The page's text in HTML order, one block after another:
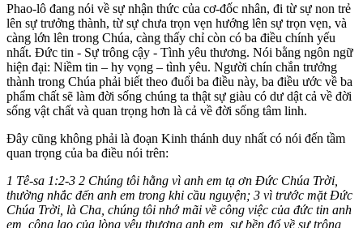
Phao-lô đang nói về sự nhận thức của cơ-đốc nhân, đi từ sự non trẻ
lên sự trưởng thành, từ sự chưa trọn vẹn hướng lên sự trọn vẹn, và
càng lớn lên trong Chúa, càng thấy chỉ còn có ba điều chính yếu
nhất. Đức tin - Sự trông cậy - Tình yêu thương. Nói bằng ngôn ngữ
hiện đại: Niềm tin – hy vọng – tình yêu. Người chín chắn trưởng
thành trong Chúa phải biết theo đuổi ba điều này, ba điều ước về ba
phẩm chất sẽ làm đời sống chúng ta thật sự giàu có dư dật cả về đời
sống vật chất và quan trọng hơn là cả về đời sống tâm linh.
Đây cũng không phải là đoạn Kinh thánh duy nhất có nói đến tầm
quan trọng của ba điều nói trên:
1 Tê-sa 1:2-3 2 Chúng tôi hằng vì anh em tạ ơn Ðức Chúa Trời,
thường nhắc đến anh em trong khi cầu nguyện; 3 vì trước mặt Ðức
Chúa Trời, là Cha, chúng tôi nhớ mãi về công việc của đức tin anh
em, công lao của lòng yêu thương anh em, sự bền đổ về sự trông